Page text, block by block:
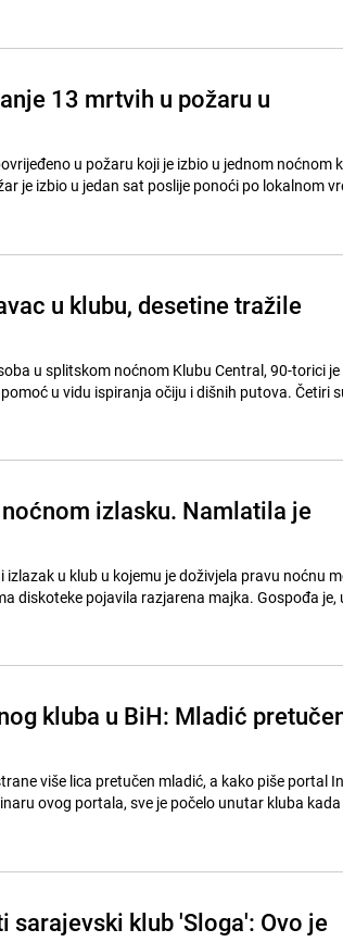
13 mrtvih u požaru u
u požaru koji je izbio u jednom noćnom
je izbio u jedan sat poslije ponoći po lokalnom
u klubu, desetine tražile
u splitskom noćnom Klubu Central, 90-torici je
u vidu ispiranja očiju i dišnih putova. Četiri
izlasku. Namlatila je
u klub u kojemu je doživjela pravu noćnu
diskoteke pojavila razjarena majka. Gospođa je,
kluba u BiH: Mladić
više lica pretučen mladić, a kako piše portal
ovog portala, sve je počelo unutar kluba kada
klub 'Sloga': Ovo je